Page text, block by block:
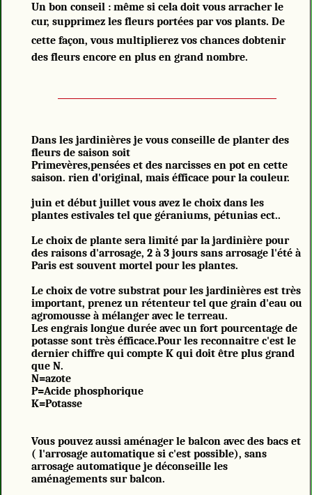
Un bon conseil : même si cela doit vous arracher le
cur, supprimez les fleurs portées par vos plants. De
cette façon, vous multiplierez vos chances dobtenir
des fleurs encore en plus en grand nombre.
Dans les jardinières je vous conseille de planter des
fleurs de saison soit
Primevères,pensées et des narcisses en pot en cette
saison. rien d'original, mais éfficace pour la couleur.
juin et début juillet vous avez le choix dans les
plantes estivales tel que géraniums, pétunias ect..
Le choix de plante sera limité par la jardinière pour
des raisons d'arrosage, 2 à 3 jours sans arrosage l'été à
Paris est souvent mortel pour les plantes.
Le choix de votre substrat pour les jardinières est très
important, prenez un rétenteur tel que grain d'eau ou
agromousse à mélanger avec le terreau.
Les engrais longue durée avec un fort pourcentage de
potasse sont très éfficace.Pour les reconnaitre c'est le
dernier chiffre qui compte K qui doit être plus grand
que N.
N=azote
P=Acide phosphorique
K=Potasse
Vous pouvez aussi aménager le balcon avec des bacs et
( l'arrosage automatique si c'est possible), sans
arrosage automatique je déconseille les
aménagements sur balcon.